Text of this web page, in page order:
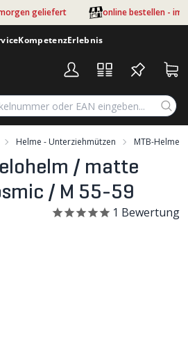
geliefert online bestellen - im
KompetenzErlebnis
Helme - Unterziehmützen MTB-Helme
/ matte
/ M 55-59
1 Bewertung